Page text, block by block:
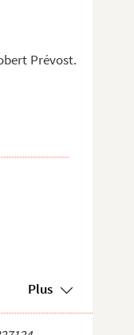
Prévost.
Plus